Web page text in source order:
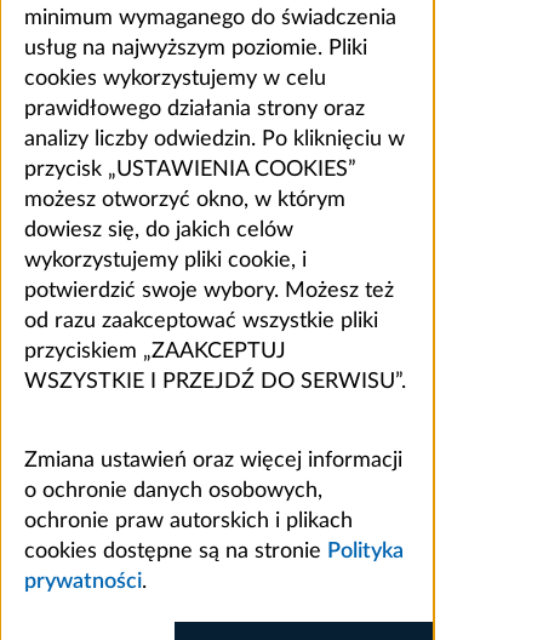
minimum wymaganego do świadczenia
usług na najwyższym poziomie. Pliki
cookies wykorzystujemy w celu
prawidłowego działania strony oraz
analizy liczby odwiedzin. Po kliknięciu w
przycisk „USTAWIENIA COOKIES”
możesz otworzyć okno, w którym
dowiesz się, do jakich celów
wykorzystujemy pliki cookie, i
potwierdzić swoje wybory. Możesz też
od razu zaakceptować wszystkie pliki
przyciskiem „ZAAKCEPTUJ
WSZYSTKIE I PRZEJDŹ DO SERWISU”.
Zmiana ustawień oraz więcej informacji
o ochronie danych osobowych,
ochronie praw autorskich i plikach
cookies dostępne są na stronie Polityka
prywatności.